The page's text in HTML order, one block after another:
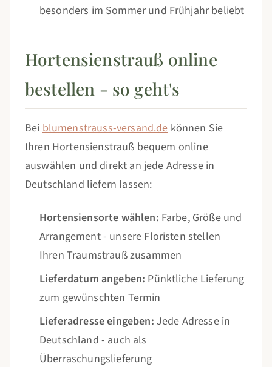
besonders im Sommer und Frühjahr beliebt
Hortensienstrauß online
bestellen - so geht's
Beiblumenstrauss-versand.dekönnen Sie
Ihren Hortensienstrauß bequem online
auswählen und direkt an jede Adresse in
Deutschland liefern lassen:
Hortensiensorte wählen: Farbe, Größe und
Arrangement - unsere Floristen stellen
Ihren Traumstrauß zusammen
Lieferdatum angeben: Pünktliche Lieferung
zum gewünschten Termin
Lieferadresse eingeben: Jede Adresse in
Deutschland - auch als
Überraschungslieferung